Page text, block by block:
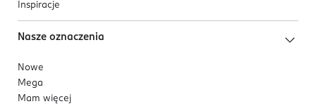
Inspiracje
Nasze oznaczenia
Nowe
Mega
Mam więcej